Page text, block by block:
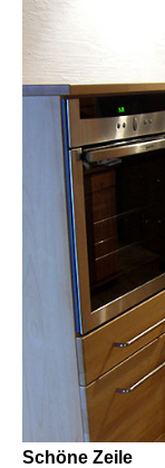
Schöne Zeile